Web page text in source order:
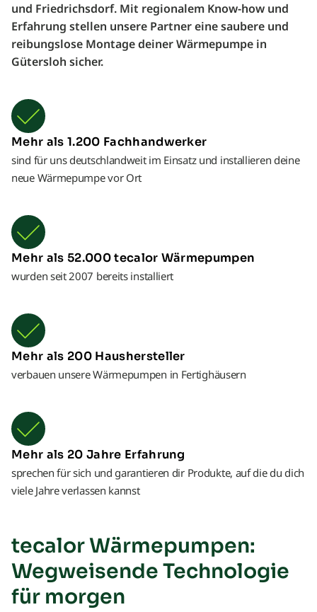
und Friedrichsdorf. Mit regionalem Know-how und
Erfahrung stellen unsere Partner eine saubere und
reibungslose Montage deiner Wärmepumpe in
Gütersloh sicher.
Mehr als 1.200 Fachhandwerker
sind für uns deutschlandweit im Einsatz und installieren deine
neue Wärmepumpe vor Ort
Mehr als 52.000 tecalor Wärmepumpen
wurden seit 2007 bereits installiert
Mehr als 200 Haushersteller
verbauen unsere Wärmepumpen in Fertighäusern
Mehr als 20 Jahre Erfahrung
sprechen für sich und garantieren dir Produkte, auf die du dich
viele Jahre verlassen kannst
tecalor Wärmepumpen:
Wegweisende Technologie
für morgen